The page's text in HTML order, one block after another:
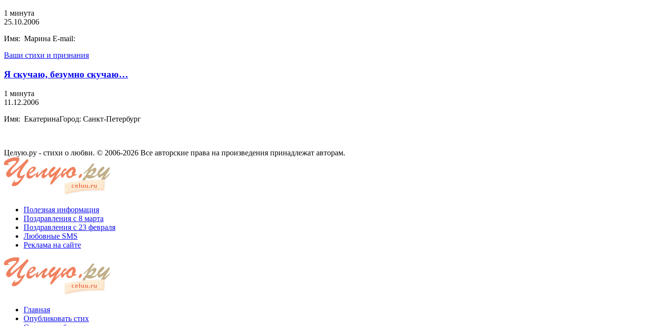
1 минута
25.10.2006
Имя: Марина E-mail:
Ваши стихи и признания
Я скучаю, безумно скучаю…
1 минута
11.12.2006
Имя: ЕкатеринаГород: Санкт-Петербург
Целую.ру - стихи о любви. © 2006-2026 Все авторские права на произведения принадлежат авторам.
Полезная информация
Поздравления с 8 марта
Поздравления с 23 февраля
Любовные SMS
Реклама на сайте
Главная
Опубликовать стих